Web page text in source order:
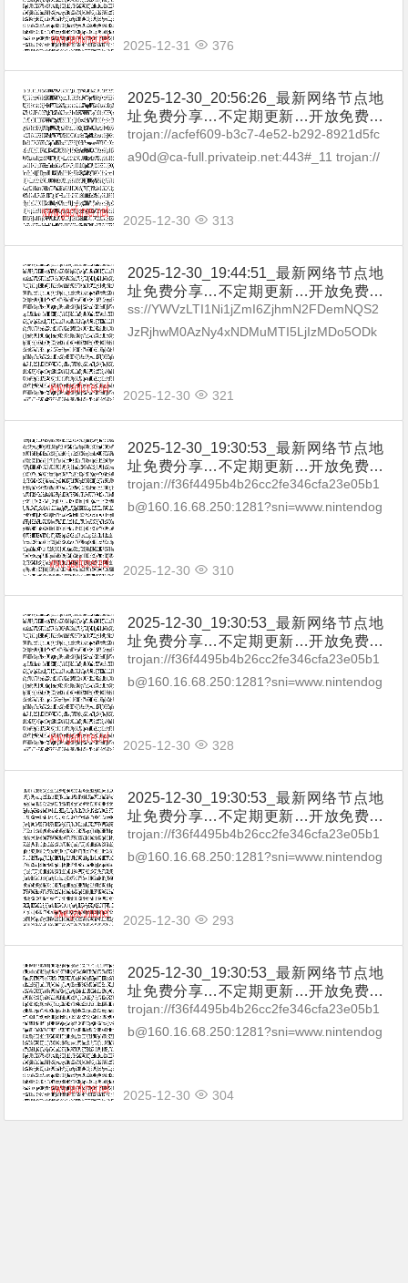
2025-12-31 376
2025-12-30_20:56:26_最新网络节点地
址免费分享…不定期更新…开放免费分
享（网络免费节点香港|日本|韩国|新加
坡|台湾|马来西亚|…
trojan://acfef609-b3c7-4e52-b292-8921d5fc
a90d@ca-full.privateip.net:443#_11 trojan://
2025-12-30 313
2025-12-30_19:44:51_最新网络节点地
址免费分享…不定期更新…开放免费分
享（网络免费节点香港|日本|韩国|新加
坡|台湾|马来西亚|…
ss://YWVzLTI1Ni1jZmI6ZjhmN2FDemNQS2
JzRjhwM0AzNy4xNDMuMTI5LjIzMDo5ODk
2025-12-30 321
2025-12-30_19:30:53_最新网络节点地
址免费分享…不定期更新…开放免费分
享（网络免费节点香港|日本|韩国|新加
坡|台湾|马来西亚|…
trojan://f36f4495b4b26cc2fe346cfa23e05b1
b@160.16.68.250:1281?sni=www.nintendog
2025-12-30 310
2025-12-30_19:30:53_最新网络节点地
址免费分享…不定期更新…开放免费分
享（网络免费节点香港|日本|韩国|新加
坡|台湾|马来西亚|…
trojan://f36f4495b4b26cc2fe346cfa23e05b1
b@160.16.68.250:1281?sni=www.nintendog
2025-12-30 328
2025-12-30_19:30:53_最新网络节点地
址免费分享…不定期更新…开放免费分
享（网络免费节点香港|日本|韩国|新加
坡|台湾|马来西亚|…
trojan://f36f4495b4b26cc2fe346cfa23e05b1
b@160.16.68.250:1281?sni=www.nintendog
2025-12-30 293
2025-12-30_19:30:53_最新网络节点地
址免费分享…不定期更新…开放免费分
享（网络免费节点香港|日本|韩国|新加
坡|台湾|马来西亚|…
trojan://f36f4495b4b26cc2fe346cfa23e05b1
b@160.16.68.250:1281?sni=www.nintendog
2025-12-30 304